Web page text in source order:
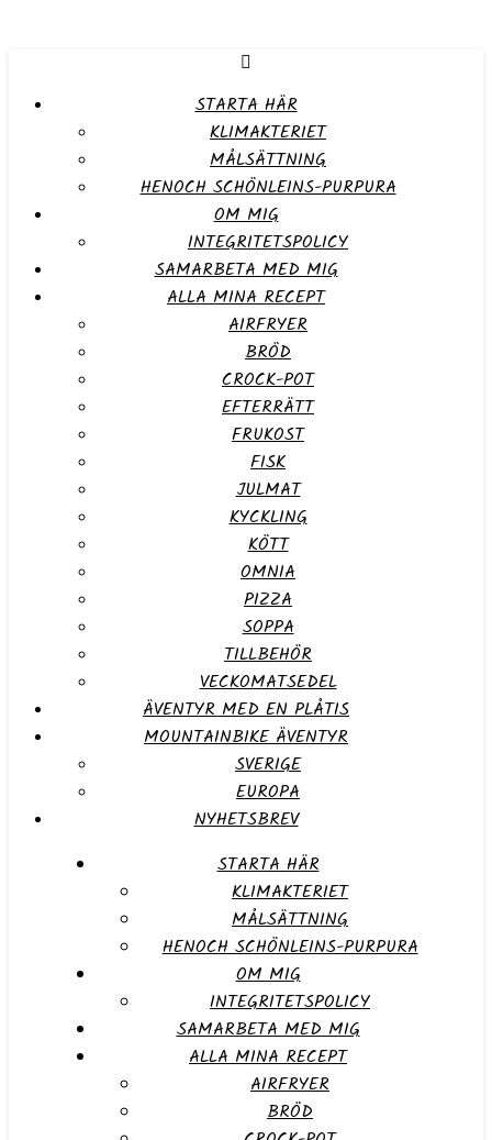
STARTA HÄR
KLIMAKTERIET
MÅLSÄTTNING
HENOCH SCHÖNLEINS-PURPURA
OM MIG
INTEGRITETSPOLICY
SAMARBETA MED MIG
ALLA MINA RECEPT
AIRFRYER
BRÖD
CROCK-POT
EFTERRÄTT
FRUKOST
FISK
JULMAT
KYCKLING
KÖTT
OMNIA
PIZZA
SOPPA
TILLBEHÖR
VECKOMATSEDEL
ÄVENTYR MED EN PLÅTIS
MOUNTAINBIKE ÄVENTYR
SVERIGE
EUROPA
NYHETSBREV
STARTA HÄR
KLIMAKTERIET
MÅLSÄTTNING
HENOCH SCHÖNLEINS-PURPURA
OM MIG
INTEGRITETSPOLICY
SAMARBETA MED MIG
ALLA MINA RECEPT
AIRFRYER
BRÖD